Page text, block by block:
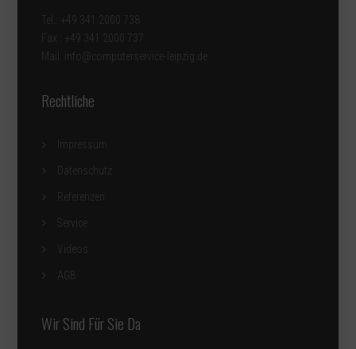
Tel.: +49 341 2000 738
Fax : +49 341 2000 737
Mail: info@computerservice-leipzig.de
Rechtliche
Impressum
Datenschutz
Referenzen
Service
Videos
AGB
Wir Sind Für Sie Da